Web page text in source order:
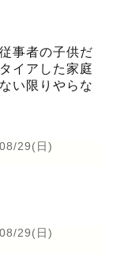
事者の子供だ
イアした家庭
い限りやらな
29(日)
29(日)